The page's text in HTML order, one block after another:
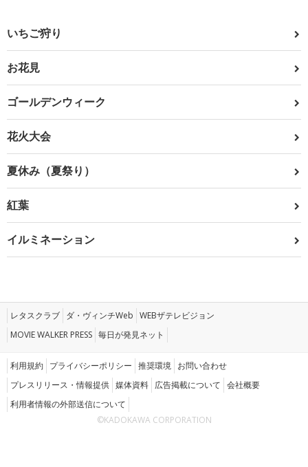
いちご狩り
お花見
ゴールデンウィーク
花火大会
夏休み（夏祭り）
紅葉
イルミネーション
レタスクラブ ダ・ヴィンチWeb WEBザテレビジョン
MOVIE WALKER PRESS 毎日が発見ネット
利用規約 プライバシーポリシー 推奨環境 お問い合わせ
プレスリリース・情報提供 媒体資料 広告掲載について 会社概要
利用者情報の外部送信について
©KADOKAWA CORPORATION